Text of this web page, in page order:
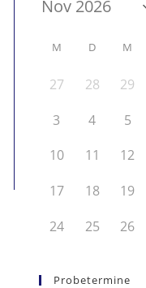
M D M
27 28 29
3
4 5
10
11 12
17
18 19
24
25 26
Probetermine